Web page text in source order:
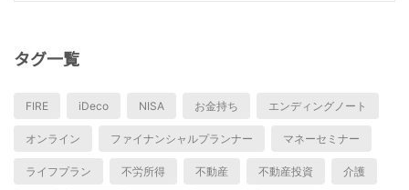
タグ一覧
FIRE iDeco NISA お金持ち エンディングノート
オンライン ファイナンシャルプランナー マネーセミナー
ライフプラン 不労所得 不動産 不動産投資 介護